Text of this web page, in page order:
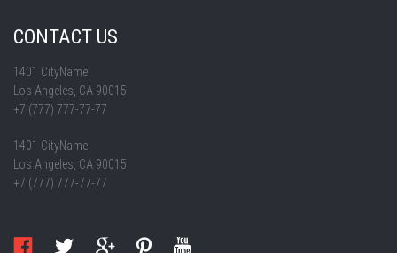
CONTACT US
1401 CityName
Los Angeles, CA 90015
+7 (777) 777-77-77
1401 CityName
Los Angeles, CA 90015
+7 (777) 777-77-77